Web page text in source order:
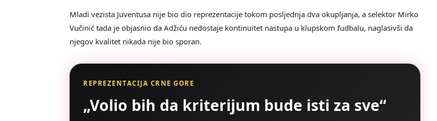
Mladi vezista Juventusa nije bio dio reprezentacije tokom posljednja dva okupljanja, a selektor Mirko
Vučinić tada je objasnio da Adžiću nedostaje kontinuitet nastupa u klupskom fudbalu, naglasivši da
njegov kvalitet nikada nije bio sporan.
REPREZENTACIJA CRNE GORE
„Volio bih da kriterijum bude isti za sve“